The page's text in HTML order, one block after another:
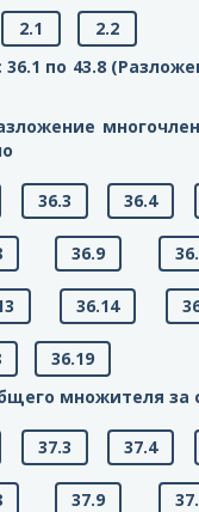
2.1
2.2
36.1 по 43.8
36.3 36.4
36.9
36.14
36.19
множителя за
37.3 37.4
37.9